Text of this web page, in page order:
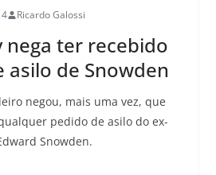
Ricardo Galossi
ter recebido
asilo de Snowden
negou, mais uma vez, que
pedido de asilo do ex-
Snowden.